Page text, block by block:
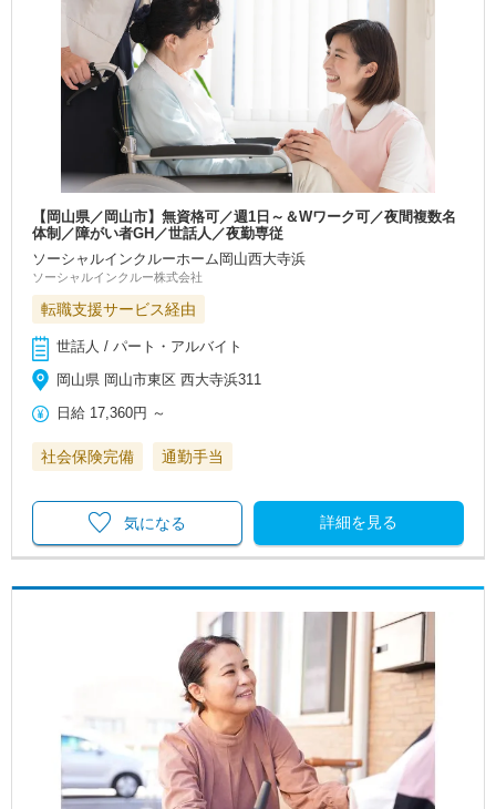
【岡山県／岡山市】無資格可／週1日～＆Wワーク可／夜間複数名
体制／障がい者GH／世話人／夜勤専従
ソーシャルインクルーホーム岡山西大寺浜
ソーシャルインクルー株式会社
転職支援サービス経由
世話人 / パート・アルバイト
岡山県 岡山市東区 西大寺浜311
日給 17,360円 ～
社会保険完備 通勤手当
詳細を見る
気になる